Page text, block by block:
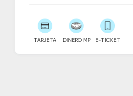
TARJETA DINERO MP E-TICKET